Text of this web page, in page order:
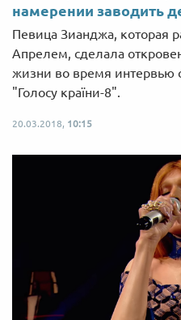
намерении заводить
Певица Зианджа, которая
Апрелем, сделала
жизни во время интервью
"Голосу країни-8".
20.03.2018, 10:15